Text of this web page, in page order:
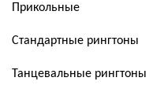
Прикольные
Стандартные рингтоны
Танцевальные рингтоны